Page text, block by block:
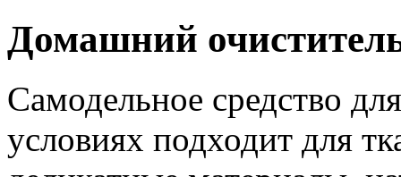
Домашний
Самодельное средство
условиях подходит для